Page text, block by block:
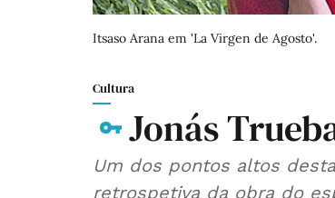
Itsaso Arana em 'La Virgen de Agosto'.
Cultura
Jonás
Um dos pontos altos desta
retrospetiva da obra do